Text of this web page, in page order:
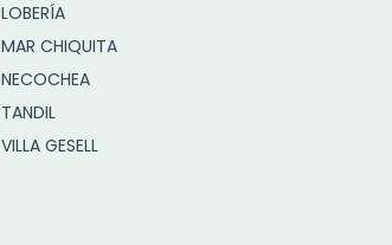
LOBERÍA
MAR CHIQUITA
NECOCHEA
TANDIL
VILLA GESELL